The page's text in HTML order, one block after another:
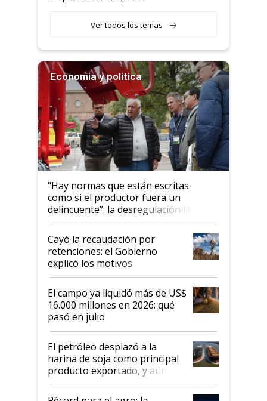
Ver todos los temas
Economía y política
"Hay normas que están escritas
como si el productor fuera un
delincuente”: la desregulación llegó
al Congreso Aapresid y hasta se
habló del financiamiento al IPCVA
Cayó la recaudación por
retenciones: el Gobierno
explicó los motivos
El campo ya liquidó más de US$
16.000 millones en 2026: qué
pasó en julio
El petróleo desplazó a la
harina de soja como principal
producto exportado, y aún así
el agro aportó casi seis de cada
diez dólares y sostuvo el